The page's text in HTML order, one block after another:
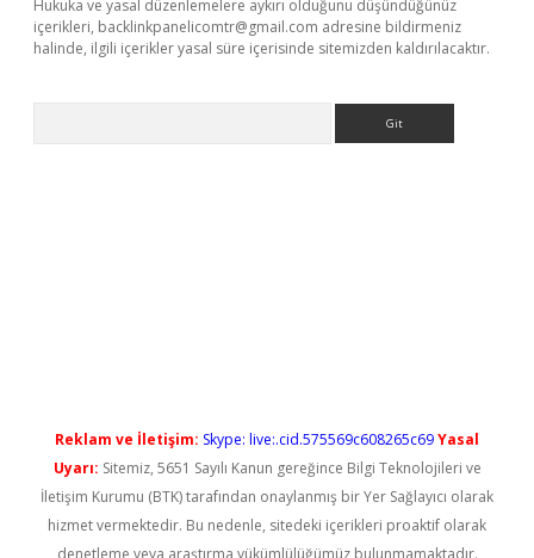
Hukuka ve yasal düzenlemelere aykırı olduğunu düşündüğünüz
içerikleri, backlinkpanelicomtr@gmail.com adresine bildirmeniz
halinde, ilgili içerikler yasal süre içerisinde sitemizden kaldırılacaktır.
Reklam ve İletişim: Skype: live:.cid.575569c608265c69Yasal
Uyarı: Sitemiz, 5651 Sayılı Kanun gereğince Bilgi Teknolojileri ve
İletişim Kurumu (BTK) tarafından onaylanmış bir Yer Sağlayıcı olarak
hizmet vermektedir. Bu nedenle, sitedeki içerikleri proaktif olarak
denetleme veya araştırma yükümlülüğümüz bulunmamaktadır.